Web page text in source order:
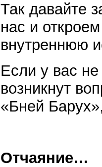
Так давайте
нас и
внутреннюю
Если у вас не
возникнут
«Бней
Отчаяние…